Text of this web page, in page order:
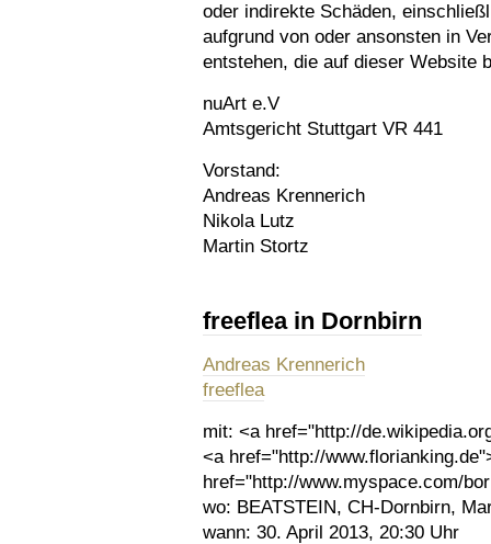
oder indirekte Schäden,
aufgrund von oder ansonsten in
entstehen, die auf dieser Website
nuArt e.V
Amtsgericht Stuttgart VR 441
Vorstand:
Andreas Krennerich
Nikola Lutz
Martin Stortz
freeflea in Dornbirn
Andreas Krennerich
freeflea
mit: <a href="http://
<a href="http://
href="http://www.myspace.com/
wo: BEATSTEIN, CH-Dornbirn,
wann: 30. April 2013, 20:30 Uhr